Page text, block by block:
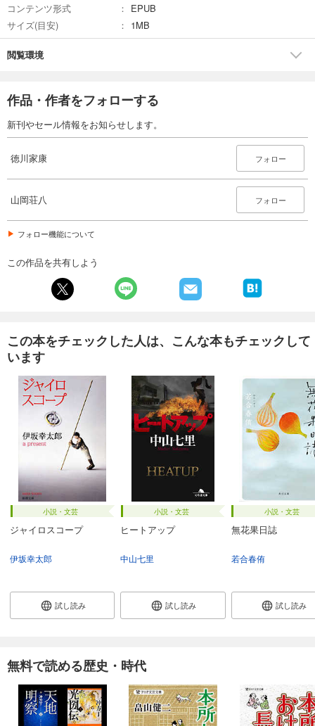
コンテンツ形式
EPUB
サイズ(目安)
1MB
閲覧環境
作品・作者をフォローする
新刊やセール情報をお知らせします。
徳川家康 フォロー
山岡荘八 フォロー
フォロー機能について
この作品を共有しよう
この本をチェックした人は、こんな本もチェックして
います
小説・文芸
ジャイロスコープ
伊坂幸太郎
試し読み
小説・文芸
ヒートアップ
中山七里
試し読み
小説・文芸
無花果日誌
若合春侑
試し読み
無料で読める歴史・時代